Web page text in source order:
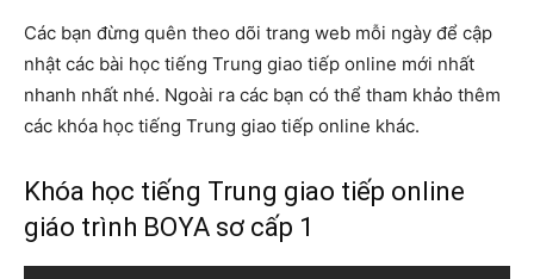
Các bạn đừng quên theo dõi trang web mỗi ngày để cập
nhật các bài học tiếng Trung giao tiếp online mới nhất
nhanh nhất nhé. Ngoài ra các bạn có thể tham khảo thêm
các khóa học tiếng Trung giao tiếp online khác.
Khóa học tiếng Trung giao tiếp online
giáo trình BOYA sơ cấp 1